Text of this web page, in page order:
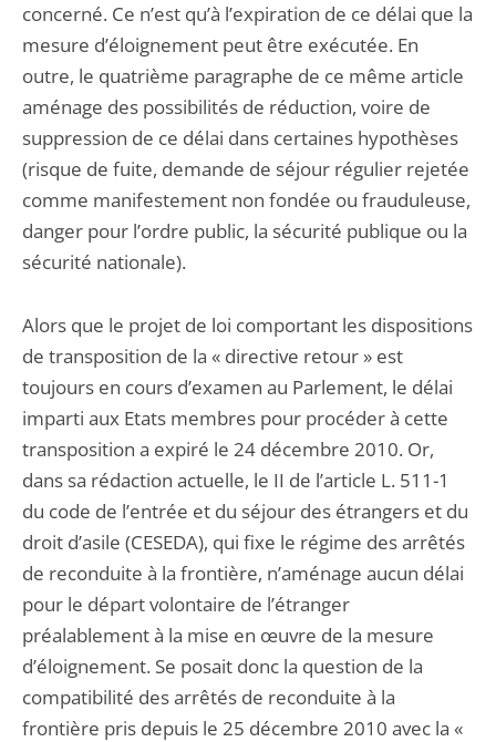
concerné. Ce n’est qu’à l’expiration de ce délai que la
mesure d’éloignement peut être exécutée. En
outre, le quatrième paragraphe de ce même article
aménage des possibilités de réduction, voire de
suppression de ce délai dans certaines hypothèses
(risque de fuite, demande de séjour régulier rejetée
comme manifestement non fondée ou frauduleuse,
danger pour l’ordre public, la sécurité publique ou la
sécurité nationale).
Alors que le projet de loi comportant les dispositions
de transposition de la « directive retour » est
toujours en cours d’examen au Parlement, le délai
imparti aux Etats membres pour procéder à cette
transposition a expiré le 24 décembre 2010. Or,
dans sa rédaction actuelle, le II de l’article L. 511-1
du code de l’entrée et du séjour des étrangers et du
droit d’asile (CESEDA), qui fixe le régime des arrêtés
de reconduite à la frontière, n’aménage aucun délai
pour le départ volontaire de l’étranger
préalablement à la mise en œuvre de la mesure
d’éloignement. Se posait donc la question de la
compatibilité des arrêtés de reconduite à la
frontière pris depuis le 25 décembre 2010 avec la «